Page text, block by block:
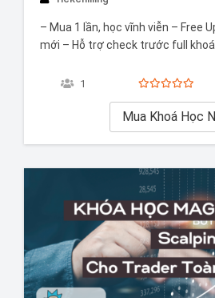
– Mua 1 lần, học vĩnh viễn – Free
mới – Hỗ trợ check trước full khoá
1
Mua Khoá Học